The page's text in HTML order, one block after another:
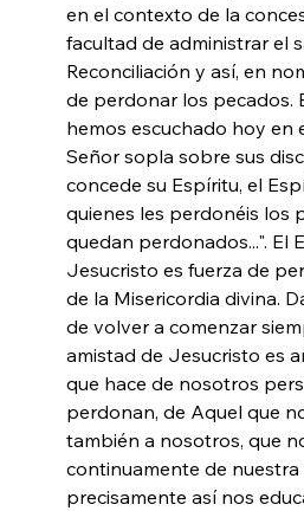
en el contexto de la
facultad de administrar el
Reconciliación y así, en
de perdonar los pecados.
hemos escuchado hoy en
Señor sopla sobre sus
concede su Espíritu, el
quienes les perdonéis los
quedan perdonados...". El
Jesucristo es fuerza de
de la Misericordia divina.
de volver a comenzar
amistad de Jesucristo es
que hace de nosotros
perdonan, de Aquel que
también a nosotros, que
continuamente de
precisamente así nos